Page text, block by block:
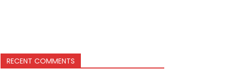
RECENT COMMENTS